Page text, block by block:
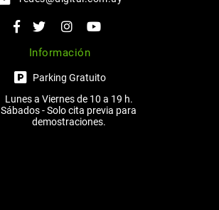
Información
Parking Gratuito
Lunes a Viernes de 10 a 19 h.
Sábados - Solo cita previa para
demostraciones.